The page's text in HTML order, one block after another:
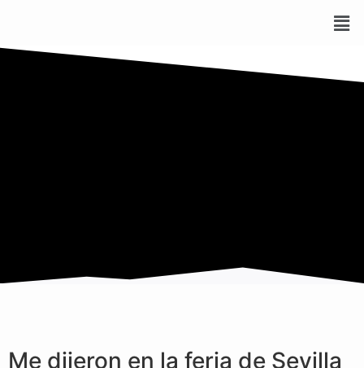
Me dijeron en la feria de Sevilla